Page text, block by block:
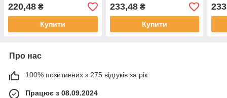
220,48 ₴
Купити
233,48₴
Купити
Про нас
100% позитивних з 275 відгуків за рік
Працює з 08.09.2024